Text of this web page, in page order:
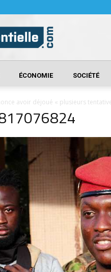
ÉCONOMIE SOCIÉTÉ
avoir déjoué « plusieurs